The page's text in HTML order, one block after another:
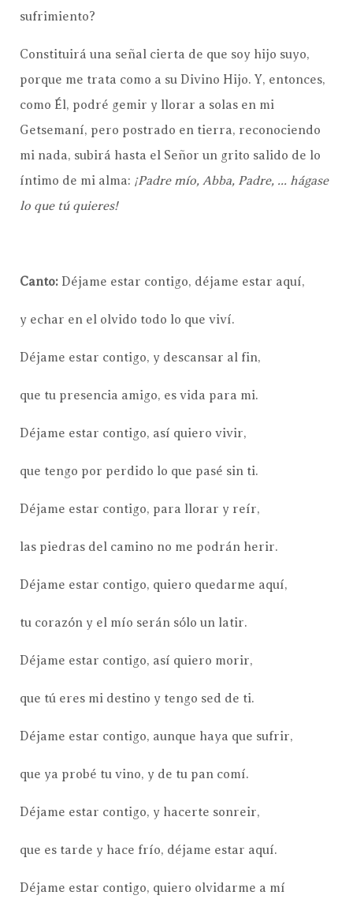
sufrimiento?
Constituirá una señal cierta de que soy hijo suyo,
porque me trata como a su Divino Hijo. Y, entonces,
como Él, podré gemir y llorar a solas en mi
Getsemaní, pero postrado en tierra, reconociendo
mi nada, subirá hasta el Señor un grito salido de lo
íntimo de mi alma: ¡Padre mío, Abba, Padre, ... hágase
lo que tú quieres!
Canto: Déjame estar contigo, déjame estar aquí,
y echar en el olvido todo lo que viví.
Déjame estar contigo, y descansar al fin,
que tu presencia amigo, es vida para mi.
Déjame estar contigo, así quiero vivir,
que tengo por perdido lo que pasé sin ti.
Déjame estar contigo, para llorar y reír,
las piedras del camino no me podrán herir.
Déjame estar contigo, quiero quedarme aquí,
tu corazón y el mío serán sólo un latir.
Déjame estar contigo, así quiero morir,
que tú eres mi destino y tengo sed de ti.
Déjame estar contigo, aunque haya que sufrir,
que ya probé tu vino, y de tu pan comí.
Déjame estar contigo, y hacerte sonreir,
que es tarde y hace frío, déjame estar aquí.
Déjame estar contigo, quiero olvidarme a mí